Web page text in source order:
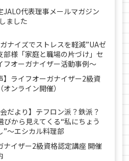
JALO代表理事メールマガジン
ました
ナイズでストレスを軽減”UAゼ
部様「家庭と職場の片づけ」セ
フオーガナイザー活動事例〜
】ライフオーガナイザー2級資
ンライン開催）
会だより】テフロン派？鉄派？
びから見えてくる“私にちょう
”～エシカル料理部
ナイザー2級資格認定講座 開催